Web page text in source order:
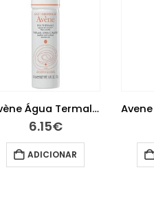
Avène Água Termal 50ml
6.15€
ADICIONAR